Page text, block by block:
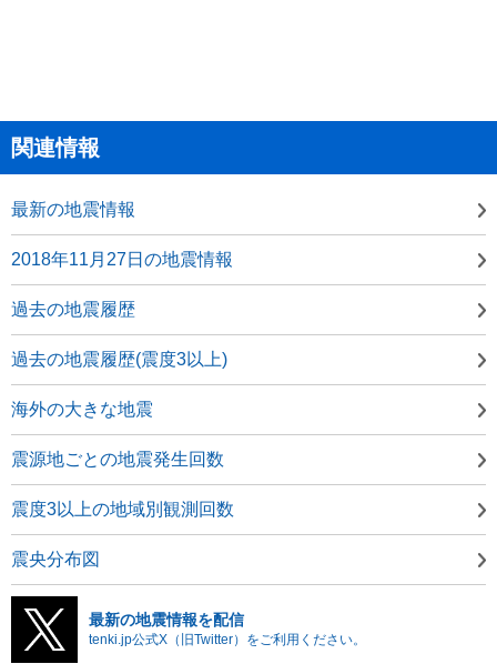
関連情報
最新の地震情報
2018年11月27日の地震情報
過去の地震履歴
過去の地震履歴(震度3以上)
海外の大きな地震
震源地ごとの地震発生回数
震度3以上の地域別観測回数
震央分布図
最新の地震情報を配信
tenki.jp公式X（旧Twitter）をご利用ください。